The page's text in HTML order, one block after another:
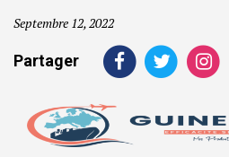
Septembre 12, 2022
Partager